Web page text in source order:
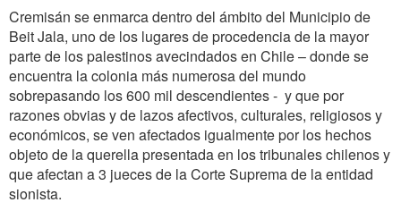
Cremisán se enmarca dentro del ámbito del Municipio de
Beit Jala, uno de los lugares de procedencia de la mayor
parte de los palestinos avecindados en Chile – donde se
encuentra la colonia más numerosa del mundo
sobrepasando los 600 mil descendientes - y que por
razones obvias y de lazos afectivos, culturales, religiosos y
económicos, se ven afectados igualmente por los hechos
objeto de la querella presentada en los tribunales chilenos y
que afectan a 3 jueces de la Corte Suprema de la entidad
sionista.